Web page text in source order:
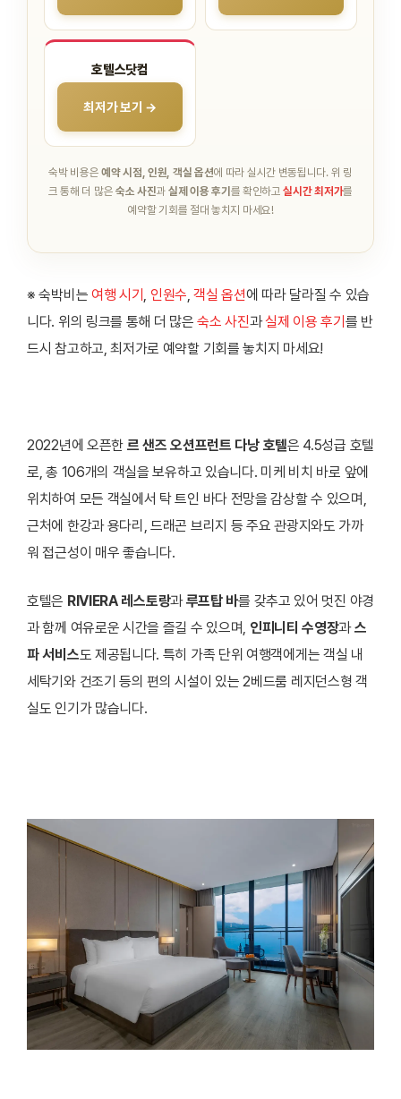
호텔스닷컴
최저가 보기 →
숙박 비용은예약 시점, 인원, 객실 옵션에 따라 실시간 변동됩니다.위 링
크 통해 더 많은 숙소 사진과 실제 이용 후기 를 확인하고실시간 최저가를
예약할 기회를 절대 놓치지 마세요!
※ 숙박비는 여행 시기 , 인원수, 객실 옵션에 따라 달라질 수 있습
니다. 위의 링크를 통해 더 많은 숙소 사진과실제 이용 후기 를 반
드시 참고하고, 최저가로 예약할 기회를 놓치지 마세요!
2022년에 오픈한 르 샌즈 오션프런트 다낭 호텔은 4.5성급 호텔
로, 총 106개의 객실을 보유하고 있습니다. 미케 비치 바로 앞에
위치하여 모든 객실에서 탁 트인 바다 전망을 감상할 수 있으며,
근처에 한강과 용다리, 드래곤 브리지 등 주요 관광지와도 가까
워 접근성이 매우 좋습니다.
호텔은 RIVIERA 레스토랑과루프탑 바를 갖추고 있어 멋진 야경
과 함께 여유로운 시간을 즐길 수 있으며, 인피니티 수영장과스
파 서비스도 제공됩니다. 특히 가족 단위 여행객에게는 객실 내
세탁기와 건조기 등의 편의 시설이 있는 2베드룸 레지던스형 객
실도 인기가 많습니다.